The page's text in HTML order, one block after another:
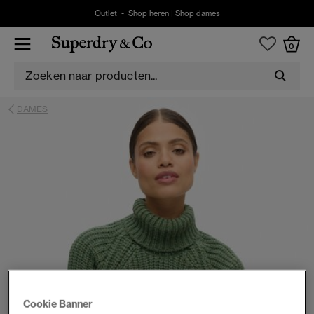
Outlet - Shop heren| Shop dames
0
DAMES
Cookie Banner